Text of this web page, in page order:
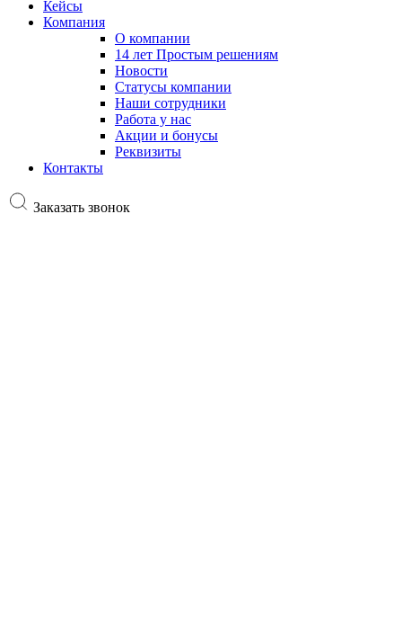
Кейсы
Компания
О компании
14 лет Простым решениям
Новости
Статусы компании
Наши сотрудники
Работа у нас
Акции и бонусы
Реквизиты
Контакты
Заказать звонок